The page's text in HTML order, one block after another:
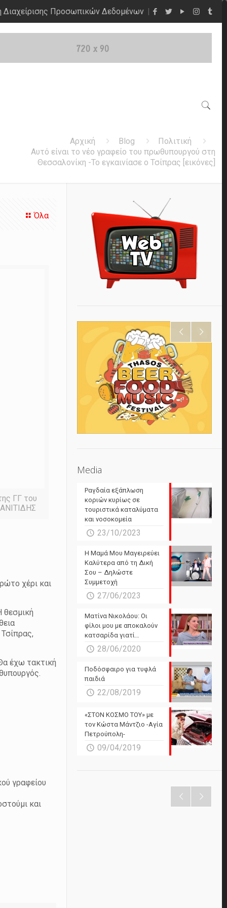
Διαχείρισης Προσωπικών Δεδομένων
Αρχική Blog
Πολιτική
Αυτό είναι το νέο γραφείο του πρωθυπουργού στη
Θεσσαλονίκη -Το εγκαινίασε ο Τσίπρας [εικόνες]
Όλα
ΓΓ του
χέρι και
θεσμική
έχω τακτική
γραφείου
και
Media
Ραγδαία εξάπλωση
κοριών κυρίως σε
τουριστικά καταλύματα
και νοσοκομεία
23/10/2023
Η Μαμά Μου Μαγειρεύει
Καλύτερα από τη Δική
Σου – Δηλώστε
Συμμετοχή
27/06/2023
Ματίνα Νικολάου: Οι
φίλοι μου με αποκαλούν
κατσαρίδα γιατί…
28/06/2020
Ποδόσφαιρο για τυφλά
παιδιά
22/08/2019
«ΣΤΟΝ ΚΟΣΜΟ ΤΟΥ» με
τον Κώστα Μάντζιο -Αγία
Πετρούπολη-
09/04/2019